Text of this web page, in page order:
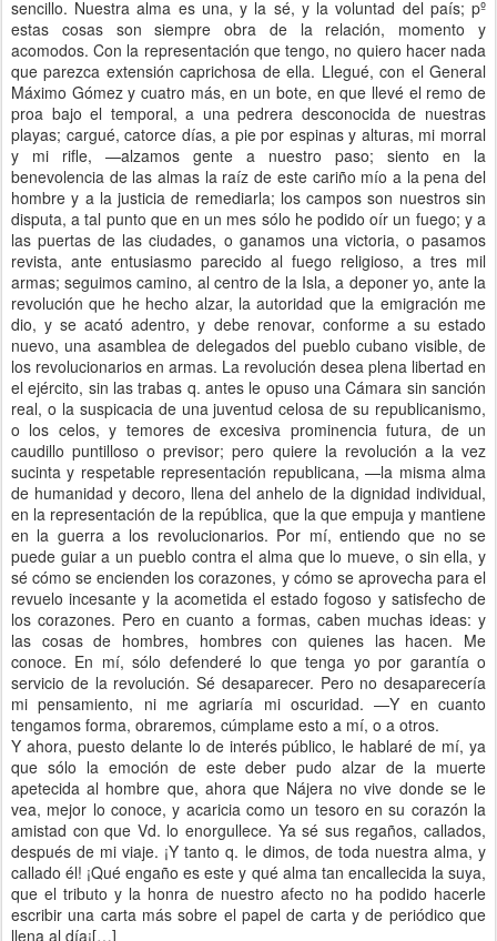
sencillo. Nuestra alma es una, y la sé, y la voluntad del país; pº
estas cosas son siempre obra de la relación, momento y
acomodos. Con la representación que tengo, no quiero hacer nada
que parezca extensión caprichosa de ella. Llegué, con el General
Máximo Gómez y cuatro más, en un bote, en que llevé el remo de
proa bajo el temporal, a una pedrera desconocida de nuestras
playas; cargué, catorce días, a pie por espinas y alturas, mi morral
y mi rifle, —alzamos gente a nuestro paso; siento en la
benevolencia de las almas la raíz de este cariño mío a la pena del
hombre y a la justicia de remediarla; los campos son nuestros sin
disputa, a tal punto que en un mes sólo he podido oír un fuego; y a
las puertas de las ciudades, o ganamos una victoria, o pasamos
revista, ante entusiasmo parecido al fuego religioso, a tres mil
armas; seguimos camino, al centro de la Isla, a deponer yo, ante la
revolución que he hecho alzar, la autoridad que la emigración me
dio, y se acató adentro, y debe renovar, conforme a su estado
nuevo, una asamblea de delegados del pueblo cubano visible, de
los revolucionarios en armas. La revolución desea plena libertad en
el ejército, sin las trabas q. antes le opuso una Cámara sin sanción
real, o la suspicacia de una juventud celosa de su republicanismo,
o los celos, y temores de excesiva prominencia futura, de un
caudillo puntilloso o previsor; pero quiere la revolución a la vez
sucinta y respetable representación republicana, —la misma alma
de humanidad y decoro, llena del anhelo de la dignidad individual,
en la representación de la república, que la que empuja y mantiene
en la guerra a los revolucionarios. Por mí, entiendo que no se
puede guiar a un pueblo contra el alma que lo mueve, o sin ella, y
sé cómo se encienden los corazones, y cómo se aprovecha para el
revuelo incesante y la acometida el estado fogoso y satisfecho de
los corazones. Pero en cuanto a formas, caben muchas ideas: y
las cosas de hombres, hombres con quienes las hacen. Me
conoce. En mí, sólo defenderé lo que tenga yo por garantía o
servicio de la revolución. Sé desaparecer. Pero no desaparecería
mi pensamiento, ni me agriaría mi oscuridad. —Y en cuanto
tengamos forma, obraremos, cúmplame esto a mí, o a otros.
Y ahora, puesto delante lo de interés público, le hablaré de mí, ya
que sólo la emoción de este deber pudo alzar de la muerte
apetecida al hombre que, ahora que Nájera no vive donde se le
vea, mejor lo conoce, y acaricia como un tesoro en su corazón la
amistad con que Vd. lo enorgullece. Ya sé sus regaños, callados,
después de mi viaje. ¡Y tanto q. le dimos, de toda nuestra alma, y
callado él! ¡Qué engaño es este y qué alma tan encallecida la suya,
que el tributo y la honra de nuestro afecto no ha podido hacerle
escribir una carta más sobre el papel de carta y de periódico que
llena al día¡[…]